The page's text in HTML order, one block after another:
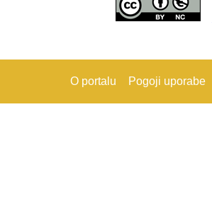
O portalu Pogoji uporabe